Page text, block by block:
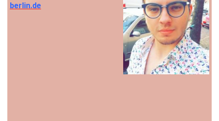
berlin.de